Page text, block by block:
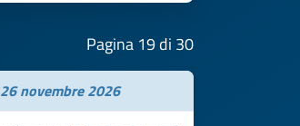
Pagina 19 di 30
26 novembre 2026